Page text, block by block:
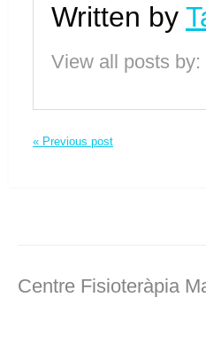
Written by
View all posts by:
« Previous post
Centre Fisioteràpia